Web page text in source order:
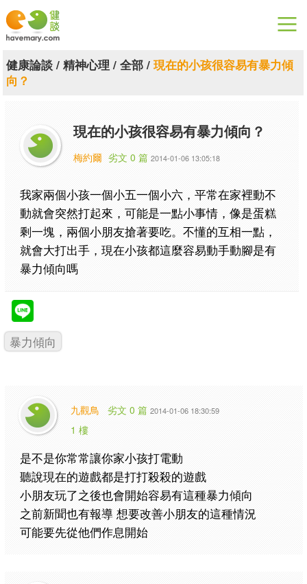
漫漫健康
關於健談
聯絡我們
下載專區
健康論談/ 精神心理 / 全部/ 現在的小孩很容易有暴力傾
向？
現在的小孩很容易有暴力傾向？
梅約爾 劣文 0 篇 2014-01-06 13:05:18
我家兩個小孩一個小五一個小六，平常在家裡動不
動就會突然打起來，可能是一點小事情，像是蛋糕
剩一塊，兩個小朋友搶著要吃。不懂的互相一點，
就會大打出手，現在小孩都這麼容易動手動腳是有
暴力傾向嗎
暴力傾向
九觀鳥 劣文 0 篇 2014-01-06 18:30:59
1 樓
是不是你常常讓你家小孩打電動
聽說現在的遊戲都是打打殺殺的遊戲
小朋友玩了之後也會開始容易有這種暴力傾向
之前新聞也有報導 想要改善小朋友的這種情況
可能要先從他們作息開始